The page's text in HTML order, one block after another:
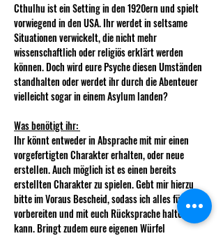
Cthulhu ist ein Setting in den 1920ern und spielt
vorwiegend in den USA. Ihr werdet in seltsame
Situationen verwickelt, die nicht mehr
wissenschaftlich oder religiös erklärt werden
können. Doch wird eure Psyche diesen Umständen
standhalten oder werdet ihr durch die Abenteuer
vielleicht sogar in einem Asylum landen?
Was benötigt ihr:
Ihr könnt entweder in Absprache mit mir einen
vorgefertigten Charakter erhalten, oder neue
erstellen. Auch möglich ist es einen bereits
erstellten Charakter zu spielen. Gebt mir hierzu
bitte im Voraus Bescheid, sodass ich alles für euch
vorbereiten und mit euch Rücksprache halten
kann. Bringt zudem eure eigenen Würfel